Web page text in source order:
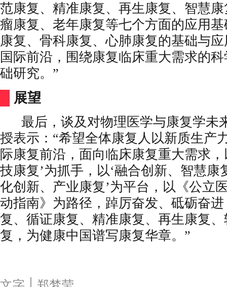
范康复、精准康复、再生康复、智慧
瘤康复、老年康复等七个方面的应用
康复、骨科康复、心肺康复的基础与
国际前沿，围绕康复临床重大需求的
础研究。”
展望
最后，谈及对物理医学与康复学未
授表示：“希望全体康复人以新质生产
际康复前沿，面向临床康复重大需求
技康复’为抓手，以‘融合创新、智慧康
化创新、产业康复’为平台，以《公立
动指南》为路径，踔厉奋发、砥砺奋
复、循证康复、精准康复、再生康复
复，为健康中国谱写康复华章。”